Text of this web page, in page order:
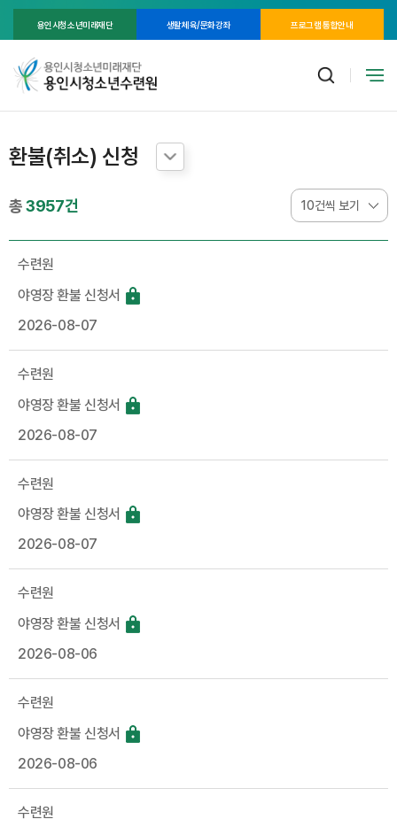
용인시청소년미래재단 생활체육/문화강좌 프로그램 통합안내
환불(취소) 신청
총3957건
수련원
야영장 환불 신청서
2026-08-07
수련원
야영장 환불 신청서
2026-08-07
수련원
야영장 환불 신청서
2026-08-07
수련원
야영장 환불 신청서
2026-08-06
수련원
야영장 환불 신청서
2026-08-06
수련원